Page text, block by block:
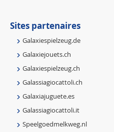
Sites partenaires
Galaxiespielzeug.de
Galaxiejouets.ch
Galaxiespielzeug.ch
Galassiagiocattoli.ch
Galaxiajuguete.es
Galassiagiocattoli.it
Speelgoedmelkweg.nl